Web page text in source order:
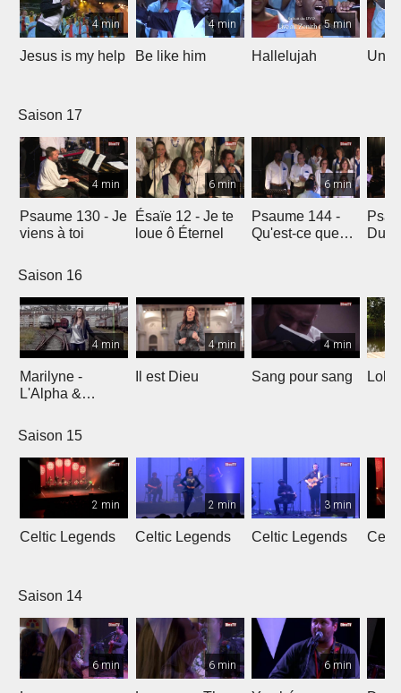
4 min
Jesus is my help
4 min
Be like him
5 min
Hallelujah Un
Saison 17
4 min
Psaume 130 - Je
viens à toi
6 min
Ésaïe 12 - Je te
loue ô Éternel
6 min
Psaume 144 -
Qu'est-ce que
Du
Saison 16
4 min
Marilyne -
L'Alpha &
4 min
Il est Dieu
4 min
Sang pour sang Lola
Saison 15
2 min
Celtic Legends
2 min
Celtic Legends
3 min
Celtic Legends
Saison 14
6 min 6 min 6 min